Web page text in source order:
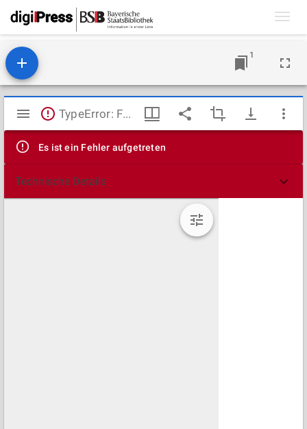
1
Mirador
Viewer
TypeError: Failed to fetch
Es ist ein Fehler aufgetreten
Technische Details